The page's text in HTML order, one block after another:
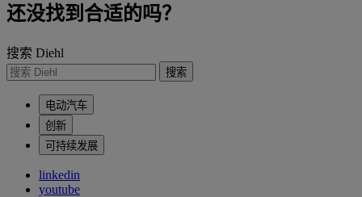
还没找到合适的吗？
搜索 Diehl
搜索
电动汽车
创新
可持续发展
linkedin
youtube